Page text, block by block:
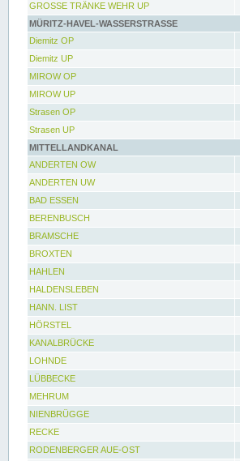
GROSSE TRÄNKE WEHR UP
MÜRITZ-HAVEL-WASSERSTRASSE
Diemitz OP
Diemitz UP
MIROW OP
MIROW UP
Strasen OP
Strasen UP
MITTELLANDKANAL
ANDERTEN OW
ANDERTEN UW
BAD ESSEN
BERENBUSCH
BRAMSCHE
BROXTEN
HAHLEN
HALDENSLEBEN
HANN. LIST
HÖRSTEL
KANALBRÜCKE
LOHNDE
LÜBBECKE
MEHRUM
NIENBRÜGGE
RECKE
RODENBERGER AUE-OST